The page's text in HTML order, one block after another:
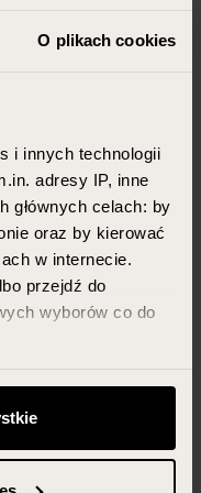
O plikach cookies
i innych technologii
adresy IP, inne
głównych celach: by
oraz by kierować
w internecie.
przejdź do
wyborów co do
zgodami (w tym
klikając w
na samym dole